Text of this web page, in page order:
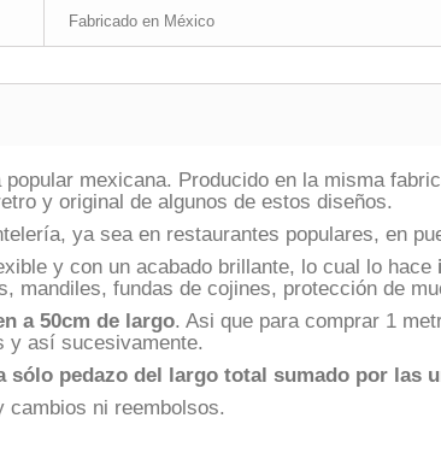
Fabricado en México
mexicana. Producido en la misma
y original de algunos de estos diseños.
ya sea en restaurantes populares, en
y con un acabado brillante, lo cual lo hace
mandiles, fundas de cojines, protección de
a 50cm de largo. Asi que para comprar 1
y así sucesivamente.
sólo pedazo del largo total sumado por las
cambios ni reembolsos.